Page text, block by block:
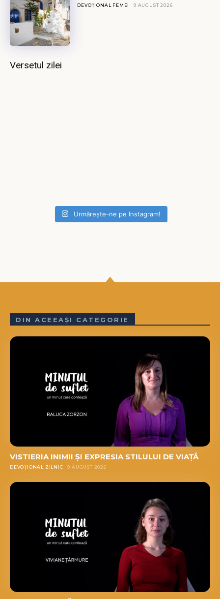
DEVOȚIONAL FEMEI 9 AUGUST 2026
Versetul zilei
Urmărește-ne pe Instagram!
DIN ACEEAȘI CATEGORIE
VISTIERIA INIMII ȘI EXPRESIA STILULUI DE VIAȚĂ
DEVOȚIONAL ZILNIC 9 AUGUST 2026